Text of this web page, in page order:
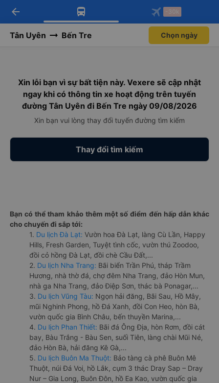
Tải app Vexere ngay!
Nhận ưu đãi thành viên độc
Mở app
Tải app Vexere
-30k/ghế khi đặt vé máy bay qua
Mở app
arrow_back -30k
Tân Uyên Bến Tre Chọn ngày
Xin lỗi bạn vì sự bất tiện này. Vexere sẽ cập nhật
ngay khi có thông tin xe hoạt động trên tuyến
đường Tân Uyên đi Bến Tre ngày 09/08/2026
Xin bạn vui lòng thay đổi tuyến đường tìm kiếm
Thay đổi tìm kiếm
Bạn có thể tham khảo thêm một số điểm đến hấp dẫn khác
cho chuyến đi sắp tới:
1. Du lịch Đà Lạt: Vườn hoa Đà Lạt, làng Cù Lần, Happy
Hills, Fresh Garden, Tuyệt tình cốc, vườn thú Zoodoo,
đồi cỏ hồng Đà Lạt, đồi chè Cầu Đất,...
2. Du lịch Nha Trang: Bãi biển Trần Phú, tháp Trầm
Hương, nhà thờ đá, chợ đêm Nha Trang, đảo Hòn Mun,
nhà ga Nha Trang, đảo Điệp Sơn, thác bà Ponagar,...
3. Du lịch Vũng Tàu: Ngọn hải đăng, Bãi Sau, Hồ Mây,
mũi Nghinh Phong, hồ Đá Xanh, đồi Con Heo, hòn Bà,
vườn quốc gia Bình Châu, bến thuyền Marina,...
4. Du lịch Phan Thiết: Bãi đá Ông Địa, hòn Rơm, đồi cát
bay, Bàu Trắng - Bàu Sen, suối Tiên, làng chài Mũi Né,
đảo Hòn Bà, hải đăng Kê Gà,...
5. Du lịch Buôn Ma Thuột: Bảo tàng cà phê Buôn Mê
Thuột, núi Đá Voi, hồ Lắk, cụm 3 thác Dray Sap – Dray
Nur – Gia Long, Buôn Đôn, hồ Ea Kao, vườn quốc gia